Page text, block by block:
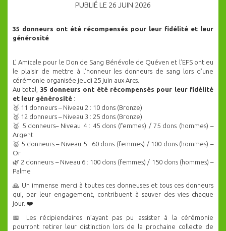
PUBLIÉ LE 26 JUIN 2026
35 donneurs ont été récompensés pour leur fidélité et leur
générosité
L’ Amicale pour le Don de Sang Bénévole de Quéven et l’EFS ont eu
le plaisir de mettre à l’honneur les donneurs de sang lors d’une
cérémonie organisée jeudi 25 juin aux Arcs.
Au total, 35 donneurs ont été récompensés pour leur fidélité
et leur générosité :
🥉 11 donneurs – Niveau 2 : 10 dons (Bronze)
🥉 12 donneurs – Niveau 3 : 25 dons (Bronze)
🥈 5 donneurs– Niveau 4 : 45 dons (femmes) / 75 dons (hommes) –
Argent
🥇 5 donneurs – Niveau 5 : 60 dons (femmes) / 100 dons (hommes) –
Or
🌿 2 donneurs – Niveau 6 : 100 dons (femmes) / 150 dons (hommes) –
Palme
🙏 Un immense merci à toutes ces donneuses et tous ces donneurs
qui, par leur engagement, contribuent à sauver des vies chaque
jour. ❤️
📅 Les récipiendaires n’ayant pas pu assister à la cérémonie
pourront retirer leur distinction lors de la prochaine collecte de